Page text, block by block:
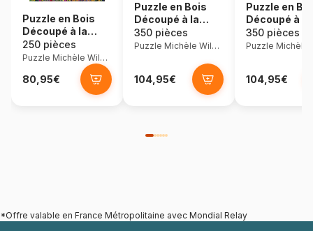
Puzzle en Bois
Découpé à la
Main - Klimt : Le
Baiser
250 pièces
Puzzle Michèle Wilson
80,95€
Puzzle en Bois
Découpé à la
Main - Klimt : La
Dame À
350 pièces
Puzzle Michèle Wilson
104,95€
Puzzle en
Découpé à la
Main - Lewis :
Dans Le
350 pièces
104,95€
*Offre valable en France Métropolitaine avec Mondial Relay